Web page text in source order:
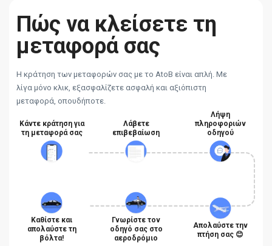
Πώς να κλείσετε τη
μεταφορά σας
Η κράτηση των μεταφορών σας με το AtoB είναι απλή. Με
λίγα μόνο κλικ, εξασφαλίζετε ασφαλή και αξιόπιστη
μεταφορά, οπουδήποτε.
Κάντε κράτηση για
τη μεταφορά σας
Λάβετε
επιβεβαίωση
Λήψη
πληροφοριών
οδηγού
Καθίστε και
απολαύστε τη
βόλτα!
Γνωρίστε τον
οδηγό σας στο
αεροδρόμιο
Απολαύστε την
πτήση σας 😊